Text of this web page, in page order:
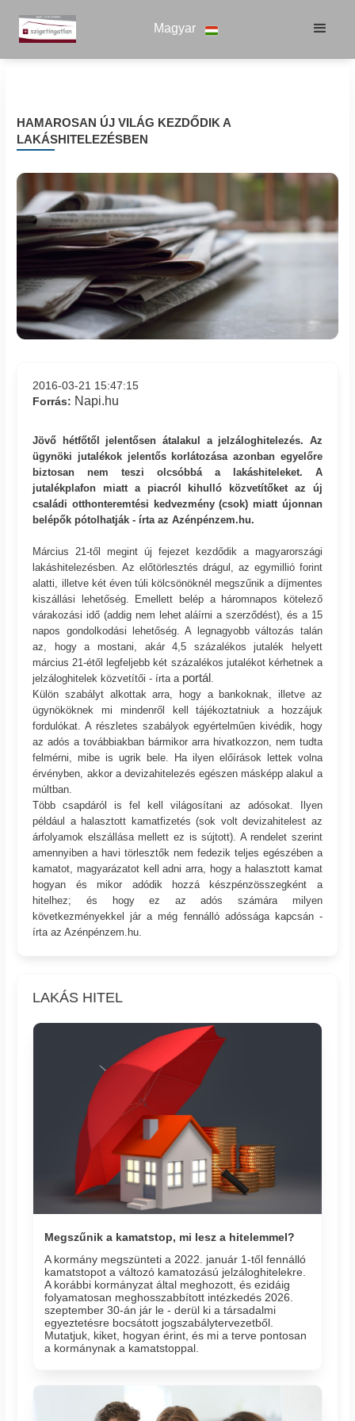
Magyar
HAMAROSAN ÚJ VILÁG KEZDŐDIK A
LAKÁSHITELEZÉSBEN
2016-03-21 15:47:15
Forrás: Napi.hu
Jövő hétfőtől jelentősen átalakul a jelzáloghitelezés. Az
ügynöki jutalékok jelentős korlátozása azonban egyelőre
biztosan nem teszi olcsóbbá a lakáshiteleket. A
jutalékplafon miatt a piacról kihulló közvetítőket az új
családi otthonteremtési kedvezmény (csok) miatt újonnan
belépők pótolhatják - írta az Azénpénzem.hu.
Március 21-től megint új fejezet kezdődik a magyarországi
lakáshitelezésben. Az előtörlesztés drágul, az egymillió forint
alatti, illetve két éven túli kölcsönöknél megszűnik a díjmentes
kiszállási lehetőség. Emellett belép a háromnapos kötelező
várakozási idő (addig nem lehet aláírni a szerződést), és a 15
napos gondolkodási lehetőség. A legnagyobb változás talán
az, hogy a mostani, akár 4,5 százalékos jutalék helyett
március 21-étől legfeljebb két százalékos jutalékot kérhetnek a
jelzáloghitelek közvetítői - írta a portál
Külön szabályt alkottak arra, hogy a bankoknak, illetve az
ügynököknek mi mindenről kell tájékoztatniuk a hozzájuk
fordulókat. A részletes szabályok egyértelműen kivédik, hogy
az adós a továbbiakban bármikor arra hivatkozzon, nem tudta
felmérni, mibe is ugrik bele. Ha ilyen előírások lettek volna
érvényben, akkor a devizahitelezés egészen másképp alakul a
múltban.
Több csapdáról is fel kell világosítani az adósokat. Ilyen
például a halasztott kamatfizetés (sok volt devizahitelest az
árfolyamok elszállása mellett ez is sújtott). A rendelet szerint
amennyiben a havi törlesztők nem fedezik teljes egészében a
kamatot, magyarázatot kell adni arra, hogy a halasztott kamat
hogyan és mikor adódik hozzá készpénzösszegként a
hitelhez; és hogy ez az adós számára milyen
következményekkel jár a még fennálló adóssága kapcsán -
írta az Azénpénzem.hu.
LAKÁS HITEL
Megszűnik a kamatstop, mi lesz a hitelemmel?
A kormány megszünteti a 2022. január 1-től fennálló
kamatstopot a változó kamatozású jelzáloghitelekre.
A korábbi kormányzat által meghozott, és ezidáig
folyamatosan meghosszabbított intézkedés 2026.
szeptember 30-án jár le - derül ki a társadalmi
egyeztetésre bocsátott jogszabálytervezetből.
Mutatjuk, kiket, hogyan érint, és mi a terve pontosan
a kormánynak a kamatstoppal.